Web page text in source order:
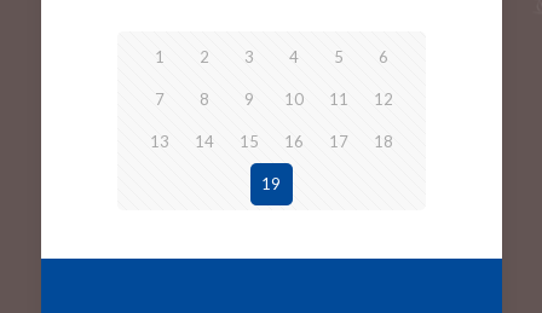
1 2 3 4 5 6
7 8 9 10 11 12
13 14 15 16 17 18
19